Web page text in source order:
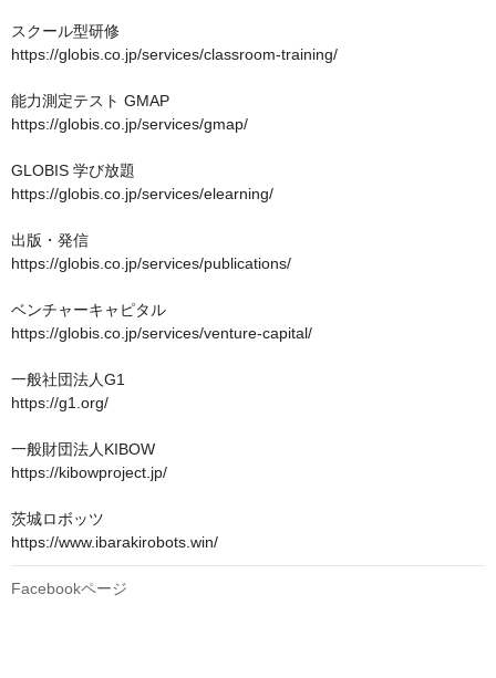
スクール型研修
https://globis.co.jp/services/classroom-training/
能力測定テスト GMAP
https://globis.co.jp/services/gmap/
GLOBIS 学び放題
https://globis.co.jp/services/elearning/
出版・発信
https://globis.co.jp/services/publications/
ベンチャーキャピタル
https://globis.co.jp/services/venture-capital/
一般社団法人G1
https://g1.org/
一般財団法人KIBOW
https://kibowproject.jp/
茨城ロボッツ
https://www.ibarakirobots.win/
Facebookページ